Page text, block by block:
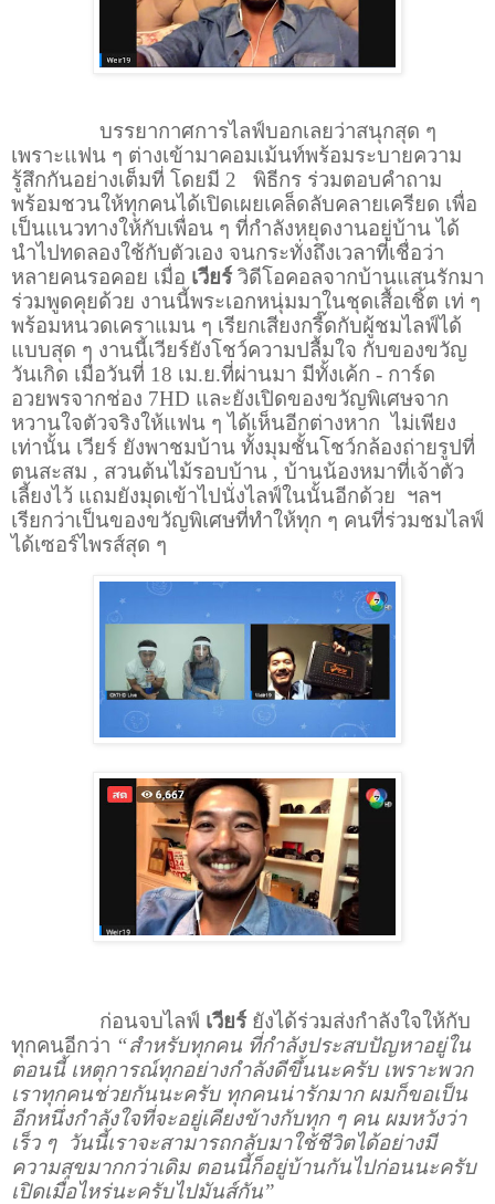
บรรยากาศการไลฟ์บอกเลยว่าสนุกสุด ๆ
เพราะแฟน ๆ ต่างเข้ามาคอมเม้นท์พร้อมระบายความ
รู้สึกกันอย่างเต็มที่ โดยมี 2
พิธีกร ร่วมตอบคำถาม
พร้อมชวนให้ทุกคนได้เปิดเผยเคล็ดลับคลายเครียด เพื่อ
เป็นแนวทางให้กับเพื่อน ๆ ที่กำลังหยุดงานอยู่บ้าน ได้
นำไปทดลองใช้กับตัวเอง จนกระทั่งถึงเวลาที่เชื่อว่า
หลายคนรอคอย เมื่อ เวียร์วิดีโอคอลจากบ้านแสนรักมา
ร่วมพูดคุยด้วย งานนี้พระเอกหนุ่มมาในชุดเสื้อเชิ้ต เท่ ๆ
พร้อมหนวดเคราแมน ๆ เรียกเสียงกรี๊ดกับผู้ชมไลฟ์ได้
แบบสุด ๆ งานนี้เวียร์ยังโชว์ความปลื้มใจ กับของขวัญ
วันเกิด เมื่อวันที่ 18 เม.ย.ที่ผ่านมา มีทั้งเค้ก - การ์ด
อวยพรจากช่อง 7HD และยังเปิดของขวัญพิเศษจาก
หวานใจตัวจริงให้แฟน ๆ ได้เห็นอีกต่างหาก ไม่เพียง
เท่านั้น เวียร์ ยังพาชมบ้าน ทั้งมุมชั้นโชว์กล้องถ่ายรูปที่
ตนสะสม , สวนต้นไม้รอบบ้าน , บ้านน้องหมาที่เจ้าตัว
เลี้ยงไว้ แถมยังมุดเข้าไปนั่งไลฟ์ในนั้นอีกด้วย ฯลฯ
เรียกว่าเป็นของขวัญพิเศษที่ทำให้ทุก ๆ คนที่ร่วมชมไลฟ์
ได้เซอร์ไพรส์สุด ๆ
ก่อนจบไลฟ์ เวียร์ยังได้ร่วมส่งกำลังใจให้กับ
ทุกคนอีกว่า “สำหรับทุกคน ที่กำลังประสบปัญหาอยู่ใน
ตอนนี้ เหตุการณ์ทุกอย่างกำลังดีขึ้นนะครับ เพราะพวก
เราทุกคนช่วยกันนะครับ ทุกคนน่ารักมาก ผมก็ขอเป็น
อีกหนึ่งกำลังใจที่จะอยู่เคียงข้างกับทุก ๆ คน ผมหวังว่า
เร็ว ๆ วันนี้เราจะสามารถกลับมาใช้ชีวิตได้อย่างมี
ความสุขมากกว่าเดิม ตอนนี้ก็อยู่บ้านกันไปก่อนนะครับ
เปิดเมื่อไหร่นะครับไปมันส์กัน”